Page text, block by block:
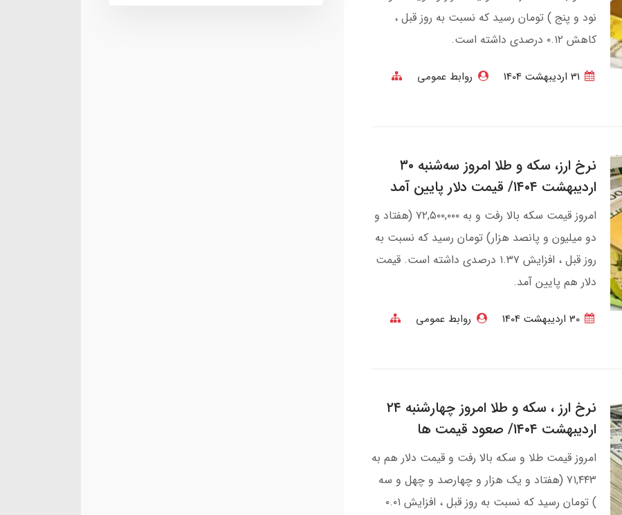
نود و پنج ) تومان رسید که نسبت به روز قبل ،
کاهش ۰.۱۲ درصدی داشته است.
روابط عمومی
نرخ ارز، سکه و طلا امروز سه‌شنبه ۳۰
اردیبهشت ۱۴۰۴/ قیمت دلار پایین آمد
امروز قیمت سکه بالا رفت و به ۷۲,۵۰۰,۰۰۰ (هفتاد و
دو میلیون و پانصد هزار) تومان رسید که نسبت به
روز قبل ، افزایش ۱.۳۷ درصدی داشته است. قیمت
دلار هم پایین آمد.
30 ارديبهشت 1404
روابط عمومی
نرخ ارز ، سکه و طلا امروز چهارشنبه ۲۴
اردیبهشت ۱۴۰۴/ صعود قیمت ها
امروز قیمت طلا و سکه بالا رفت و قیمت دلار هم به
۷۱,۴۴۳ (هفتاد و یک هزار و چهارصد و چهل و سه
) تومان رسید که نسبت به روز قبل ، افزایش ۰.۰۱